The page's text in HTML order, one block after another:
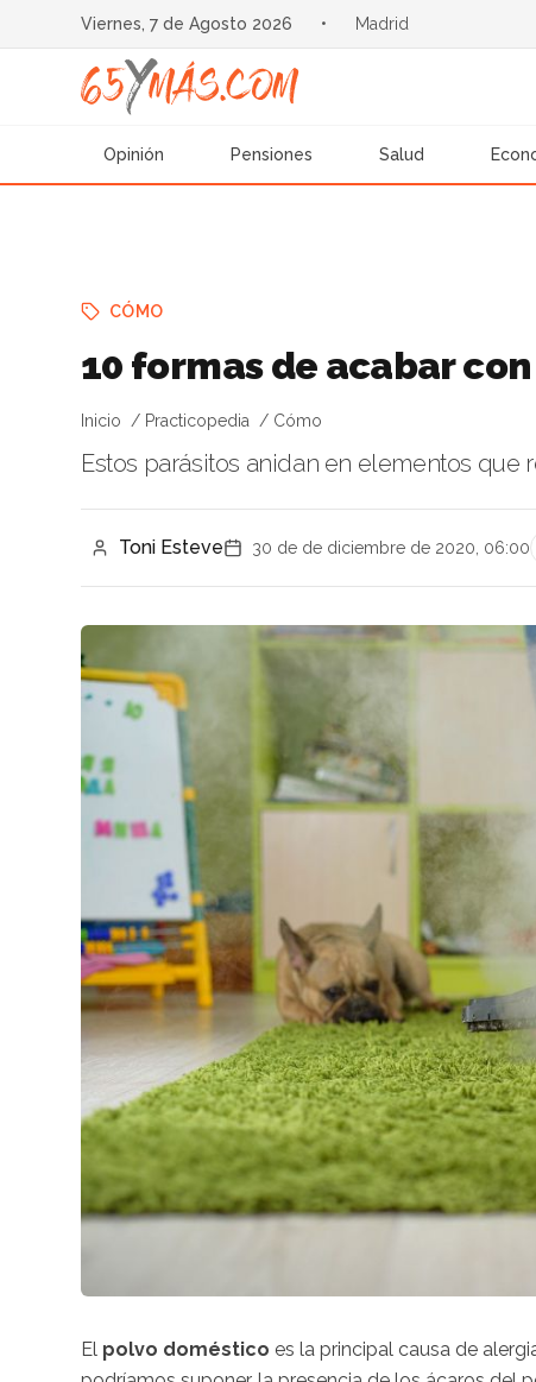
Viernes, 7 de Agosto 2026 • Madrid
Opinión Pensiones Salud
CÓMO
10 formas de acabar
Inicio Practicopedia Cómo
Estos parásitos anidan en elementos que
Toni Esteve 30 de de diciembre de 2020, 06:00
El polvo doméstico es la principal causa de